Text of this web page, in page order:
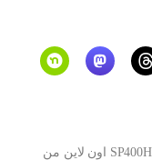
شراء جهاز لحام أكياس تايواني مقاس 40 سم – SP400H اون لاين من